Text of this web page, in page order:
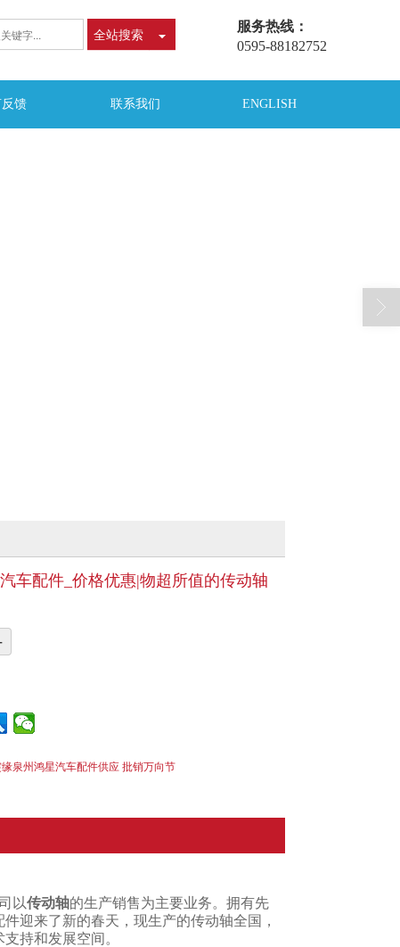
全站搜索
服务热线：
0595-88182752
馈 联系我们 ENGLISH
车配件_价格优惠|物超所值的传动轴
泉州鸿星汽车配件供应 批销万向节
以传动轴的生产销售为主要业务。拥有先
迎来了新的春天，现生产的传动轴全国，
持和发展空间。